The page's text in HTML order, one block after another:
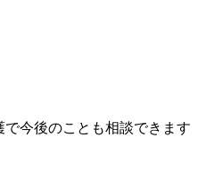
で今後のことも相談できます